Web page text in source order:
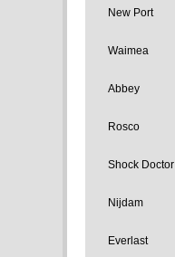
New Port
Waimea
Abbey
Rosco
Shock Doctor
Nijdam
Everlast